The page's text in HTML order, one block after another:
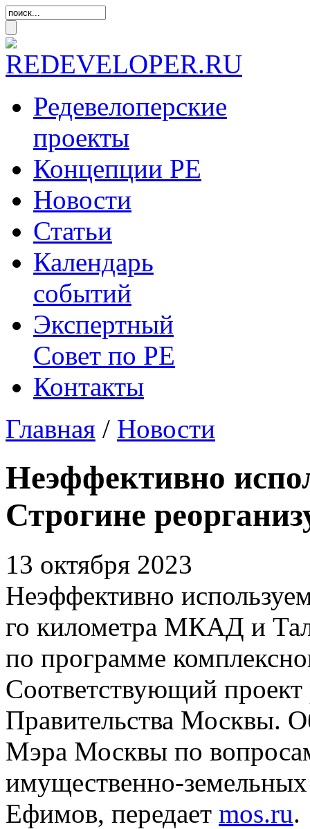
Редевелоперские
проекты
Концепции РЕ
Новости
Статьи
Календарь
событий
Экспертный
Совет по РЕ
Контакты
Главная / Новости
Неэффективно
Строгине
13 октября 2023
Неэффективно
го километра МКАД и
по программе
Соответствующий
Правительства Москвы.
Мэра Москвы по
имущественно-
Ефимов, передает mos.ru.